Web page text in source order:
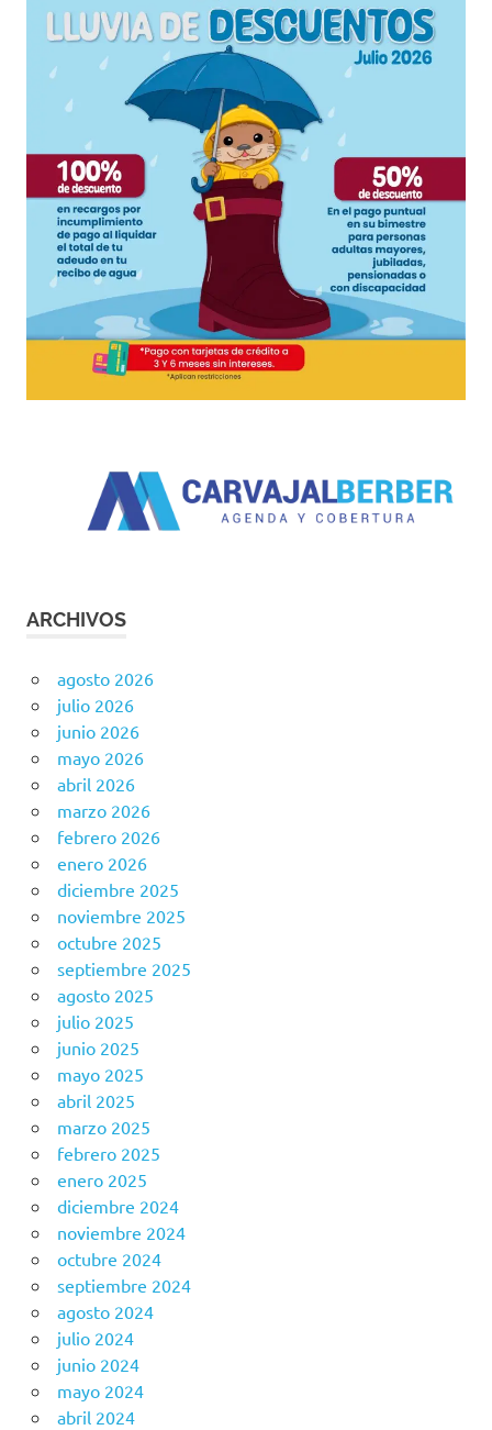
ARCHIVOS
agosto 2026
julio 2026
junio 2026
mayo 2026
abril 2026
marzo 2026
febrero 2026
enero 2026
diciembre 2025
noviembre 2025
octubre 2025
septiembre 2025
agosto 2025
julio 2025
junio 2025
mayo 2025
abril 2025
marzo 2025
febrero 2025
enero 2025
diciembre 2024
noviembre 2024
octubre 2024
septiembre 2024
agosto 2024
julio 2024
junio 2024
mayo 2024
abril 2024